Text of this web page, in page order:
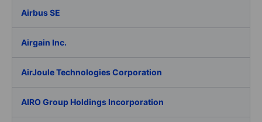
Airbus SE
Airgain Inc.
AirJoule Technologies Corporation
AIRO Group Holdings Incorporation